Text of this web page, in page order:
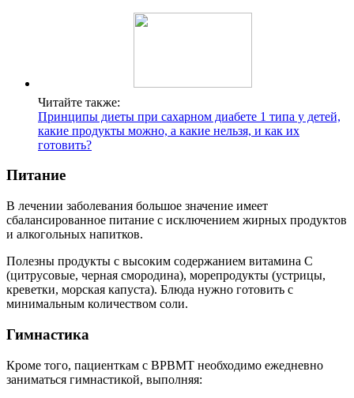
Читайте также:
Принципы диеты при сахарном диабете 1 типа у детей,
какие продукты можно, а какие нельзя, и как их
готовить?
Питание
В лечении заболевания большое значение имеет
сбалансированное питание с исключением жирных продуктов
и алкогольных напитков.
Полезны продукты с высоким содержанием витамина С
(цитрусовые, черная смородина), морепродукты (устрицы,
креветки, морская капуста). Блюда нужно готовить с
минимальным количеством соли.
Гимнастика
Кроме того, пациенткам с ВРВМТ необходимо ежедневно
заниматься гимнастикой, выполняя: